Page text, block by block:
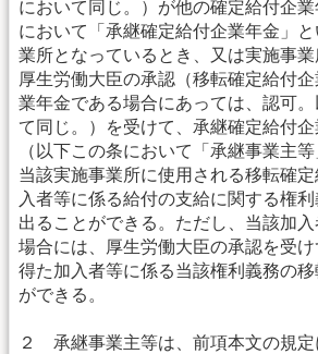
において同じ。）が他の確定給付企
において「承継確定給付企業年金」
業所となっているとき、又は実施事業
厚生労働大臣の承認（移転確定給付
業年金である場合にあっては、認可
て同じ。）を受けて、承継確定給付
（以下この条において「承継事業主等
当該実施事業所に使用される移転確
入者等に係る給付の支給に関する権
出ることができる。ただし、当該加
場合には、厚生労働大臣の承認を受
得た加入者等に係る当該権利義務の
ができる。
２ 承継事業主等は、前項本文の規定